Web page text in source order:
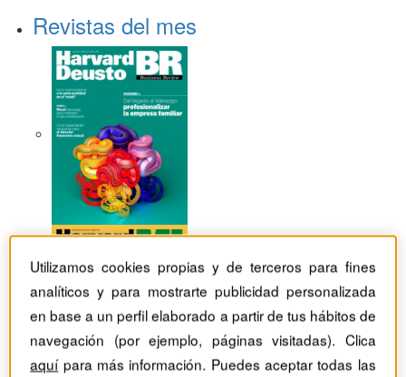
Revistas del mes
Utilizamos cookies propias y de terceros para fines
analíticos y para mostrarte publicidad personalizada
en base a un perfil elaborado a partir de tus hábitos de
navegación (por ejemplo, páginas visitadas). Clica
aquípara más información. Puedes aceptar todas las